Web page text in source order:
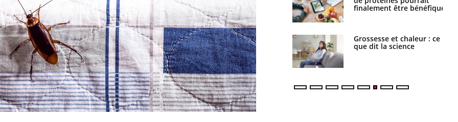
charge des femmes
enceintes
La sieste empêche-t-elle
de dormir la nuit ?
jours de vos vacances ?
Fortes chaleurs :
pourquoi le risque de
noyade grimpe-t-il ?
finalement être bénéfique
Grossesse et chaleur : ce
que dit la science